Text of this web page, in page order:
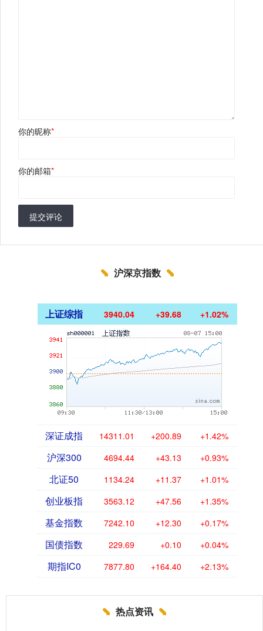
你的昵称*
你的邮箱*
提交评论
沪深京指数
上证综指 3940.04 +39.68 +1.02%
深证成指 14311.01 +200.89 +1.42%
沪深300 4694.44 +43.13 +0.93%
北证50 1134.24 +11.37 +1.01%
创业板指 3563.12 +47.56 +1.35%
基金指数 7242.10 +12.30 +0.17%
国债指数 229.69 +0.10 +0.04%
期指IC0 7877.80 +164.40 +2.13%
热点资讯